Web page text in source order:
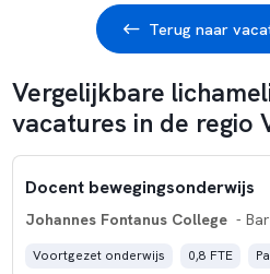
Terug naar
Vergelijkbare
vacatures in de regio
Docent bewegingsonderwijs
Johannes Fontanus College -
Voortgezet onderwijs 0,8 FTE